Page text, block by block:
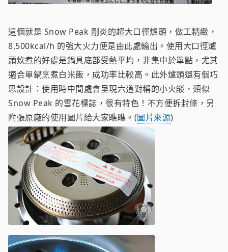
這個就是 Snow Peak 剛炎的超大口徑爐頭，做工精緻，
8,500kcal/h 的強大火力便是由此處輸出。使用大口徑爐
頭炊煮的好處是鍋具底部受熱平均，非集中於單點，尤其
適合單鍋烹煮白米飯，成功率比較高。此外爐頭還有個巧
思設計：使用時中間處會呈現六道對稱的小火燄，類似
Snow Peak 的雪花標誌，很有特色！不方便拆封條，另
附張原廠的使用圖片給大家瞧瞧。(圖片來源)